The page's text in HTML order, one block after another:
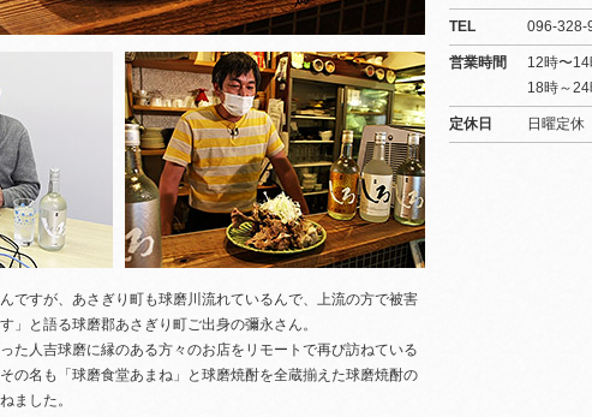
ですが、あさぎり町も球磨川流れているんで、上流の方で被害
」と語る球磨郡あさぎり町ご出身の彌永さん。
た人吉球磨に縁のある方々のお店をリモートで再び訪ねている
の名も「球磨食堂あまね」と球磨焼酎を全蔵揃えた球磨焼酎の
ました。
TEL 096-328-
営業時間
12時〜
18時～
定休日 日曜定休